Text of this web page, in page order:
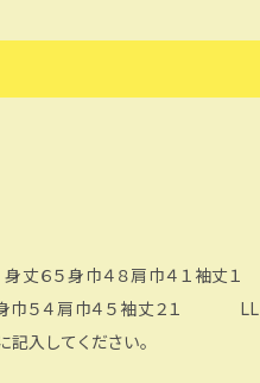
５４肩巾４５袖丈２１ LL
入してください。